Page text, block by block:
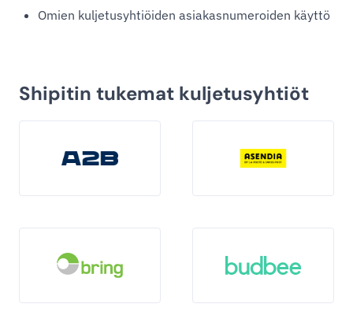
Omien kuljetusyhtiöiden asiakasnumeroiden käyttö
Shipitin tukemat kuljetusyhtiöt